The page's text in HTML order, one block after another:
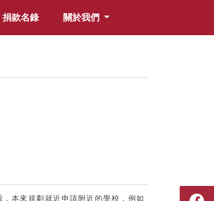
捐款名錄 關於我們
本來規劃就近申請附近的學校，例如